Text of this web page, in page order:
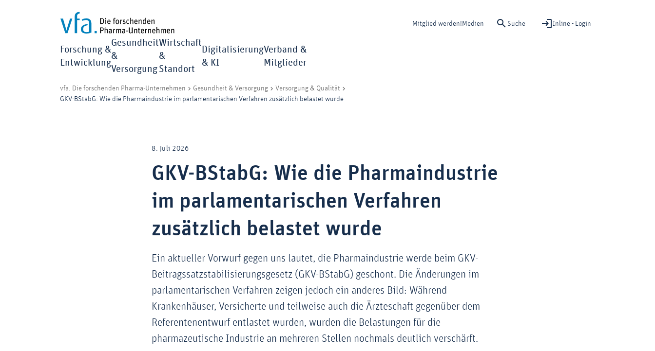
Mitglied werden! Medien Suche Inline - Login
Forschung &
Entwicklung
Gesundheit
&
Versorgung
Wirtschaft
&
Standort
Digitalisierung
& KI
Verband &
Mitglieder
vfa. Die forschenden Pharma-Unternehmen Gesundheit & Versorgung
Versorgung & Qualität
GKV-BStabG: Wie die Pharmaindustrie im parlamentarischen Verfahren zusätzlich belastet wurde
8. Juli 2026
GKV-BStabG: Wie die Pharmaindustrie
im parlamentarischen Verfahren
zusätzlich belastet wurde
Ein aktueller Vorwurf gegen uns lautet, die Pharmaindustrie werde beim GKV-
Beitragssatzstabilisierungsgesetz (GKV-BStabG) geschont. Die Änderungen im
parlamentarischen Verfahren zeigen jedoch ein anderes Bild: Während
Krankenhäuser, Versicherte und teilweise auch die Ärzteschaft gegenüber dem
Referentenentwurf entlastet wurden, wurden die Belastungen für die
pharmazeutische Industrie an mehreren Stellen nochmals deutlich verschärft.